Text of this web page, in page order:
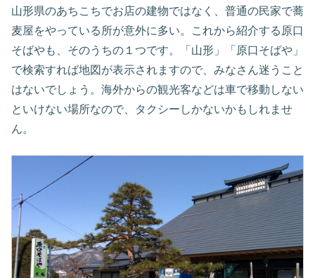
山形県のあちこちでお店の建物ではなく、普通の民家で蕎
麦屋をやっている所が意外に多い。これから紹介する原口
そばやも、そのうちの１つです。「山形」「原口そばや」
で検索すれば地図が表示されますので、みなさん迷うこと
はないでしょう。海外からの観光客などは車で移動しない
といけない場所なので、タクシーしかないかもしれませ
ん。